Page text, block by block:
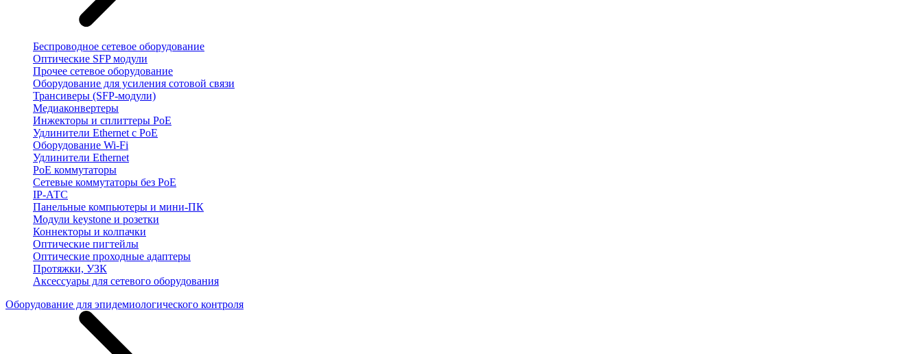
Беспроводное сетевое оборудование
Оптические SFP модули
Прочее сетевое оборудование
Оборудование для усиления сотовой связи
Трансиверы (SFP-модули)
Медиаконвертеры
Инжекторы и сплиттеры PoE
Удлинители Ethernet с PoE
Оборудование Wi-Fi
Удлинители Ethernet
PoE коммутаторы
Сетевые коммутаторы без PoE
IP-АТС
Панельные компьютеры и мини-ПК
Модули keystone и розетки
Коннекторы и колпачки
Оптические пигтейлы
Оптические проходные адаптеры
Протяжки, УЗК
Аксессуары для сетевого оборудования
Оборудование для эпидемиологического контроля